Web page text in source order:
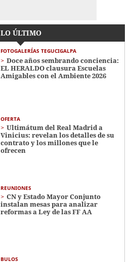
LO ÚLTIMO
FOTOGALERÍAS TEGUCIGALPA
Doce años sembrando conciencia:
EL HERALDO clausura Escuelas
Amigables con el Ambiente 2026
OFERTA
Ultimátum del Real Madrid a
Vinicius: revelan los detalles de su
contrato y los millones que le
ofrecen
REUNIONES
CN y Estado Mayor Conjunto
instalan mesas para analizar
reformas a Ley de las FF AA
BULOS